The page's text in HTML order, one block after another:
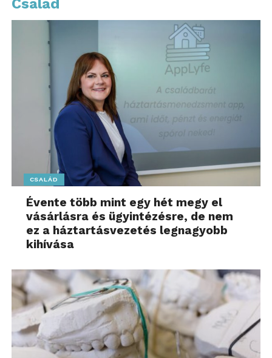
Család
CSALÁD
Évente több mint egy hét megy el
vásárlásra és ügyintézésre, de nem
ez a háztartásvezetés legnagyobb
kihívása